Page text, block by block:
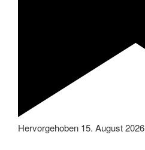
Hervorgehoben 15. August 2026